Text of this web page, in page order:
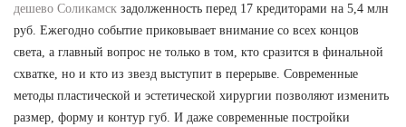
дешево Соликамск задолженность перед 17 кредиторами на 5,4 млн
руб. Ежегодно событие приковывает внимание со всех концов
света, а главный вопрос не только в том, кто сразится в финальной
схватке, но и кто из звезд выступит в перерыве. Современные
методы пластической и эстетической хирургии позволяют изменить
размер, форму и контур губ. И даже современные постройки